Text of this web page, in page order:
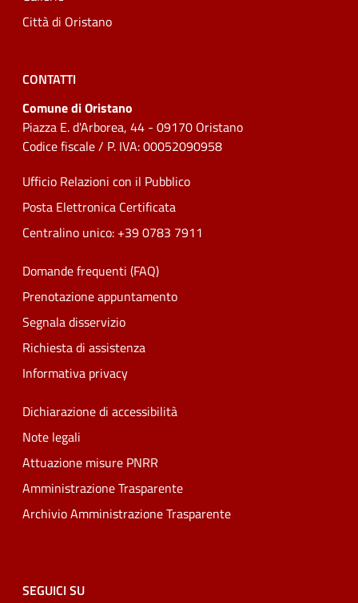
Città di Oristano
CONTATTI
Comune di Oristano
Piazza E. d'Arborea, 44 - 09170 Oristano
Codice fiscale / P. IVA: 00052090958
Ufficio Relazioni con il Pubblico
Posta Elettronica Certificata
Centralino unico: +39 0783 7911
Domande frequenti (FAQ)
Prenotazione appuntamento
Segnala disservizio
Richiesta di assistenza
Informativa privacy
Dichiarazione di accessibilità
Note legali
Attuazione misure PNRR
Amministrazione Trasparente
Archivio Amministrazione Trasparente
SEGUICI SU